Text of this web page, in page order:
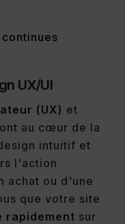
UX/UI
(UX) et
au cœur de la
intuitif et
l'action
achat ou d'une
que votre site
rapidement sur